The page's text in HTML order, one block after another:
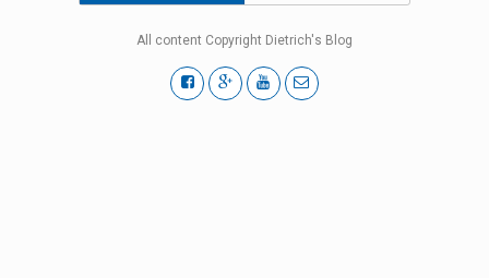
All content Copyright Dietrich's Blog